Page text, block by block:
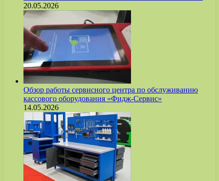
20.05.2026
Обзор работы сервисного центра по обслуживанию
кассового оборудования «Фидж-Сервис»
14.05.2026